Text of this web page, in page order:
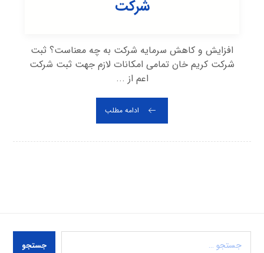
شرکت
افزایش و کاهش سرمایه شرکت به چه معناست؟ ثبت
شرکت کریم خان تمامی امکانات لازم جهت ثبت شرکت
اعم از ...
ادامه مطلب
جستجو